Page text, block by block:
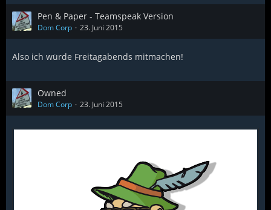
Pen & Paper - Teamspeak Version
Dom Corp 23. Juni 2015
Also ich würde Freitagabends mitmachen!
Owned
Dom Corp 23. Juni 2015